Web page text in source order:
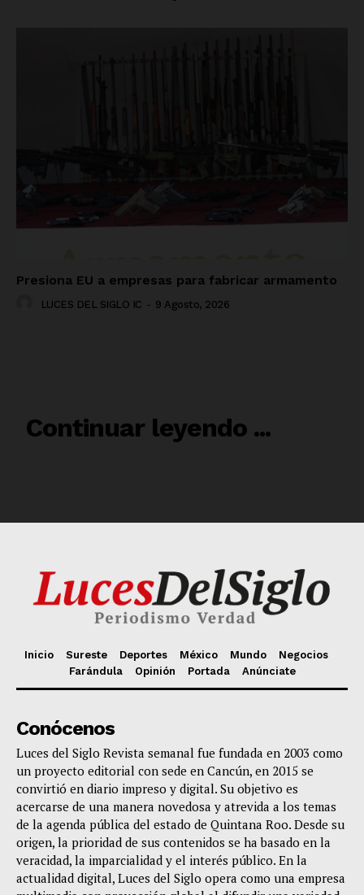
Inicio Sureste Deportes México Mundo
Negocios
Farándula
Opinión Portada Anúnciate
Conócenos
Luces del Siglo Revista semanal fue fundada en 2003 como
un proyecto editorial con sede en Cancún, en 2015 se
convirtió en diario impreso y digital. Su objetivo es
acercarse de una manera novedosa y atrevida a los temas
de la agenda pública del estado de Quintana Roo. Desde su
origen, la prioridad de sus contenidos se ha basado en la
veracidad, la imparcialidad y el interés público. En la
actualidad digital, Luces del Siglo opera como una empresa